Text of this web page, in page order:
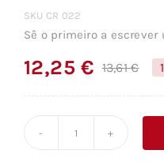
SKU CR 022
Sê o primeiro a escrever
13,61€O
12,25€
O
é: